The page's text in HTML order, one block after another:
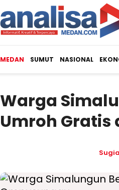
MEDAN SUMUT NASIONAL
Warga
Umroh Gratis